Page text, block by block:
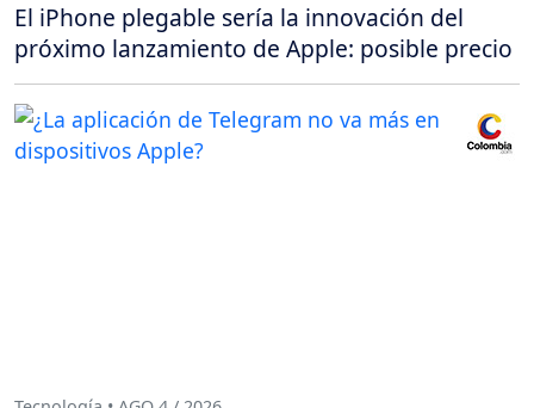
El iPhone plegable sería la innovación del
próximo lanzamiento de Apple: posible precio